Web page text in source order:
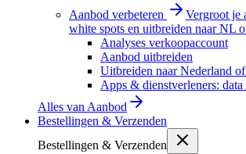
Aanbod verbeteren
Vergroot je
white spots en uitbreiden naar NL
Analyses verkoopaccount
Aanbod uitbreiden
Uitbreiden naar Nederland
Apps & dienstverleners:
Alles van Aanbod
Bestellingen & Verzenden
Bestellingen & Verzenden